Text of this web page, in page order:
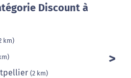
Discount à
km)
(2 km)